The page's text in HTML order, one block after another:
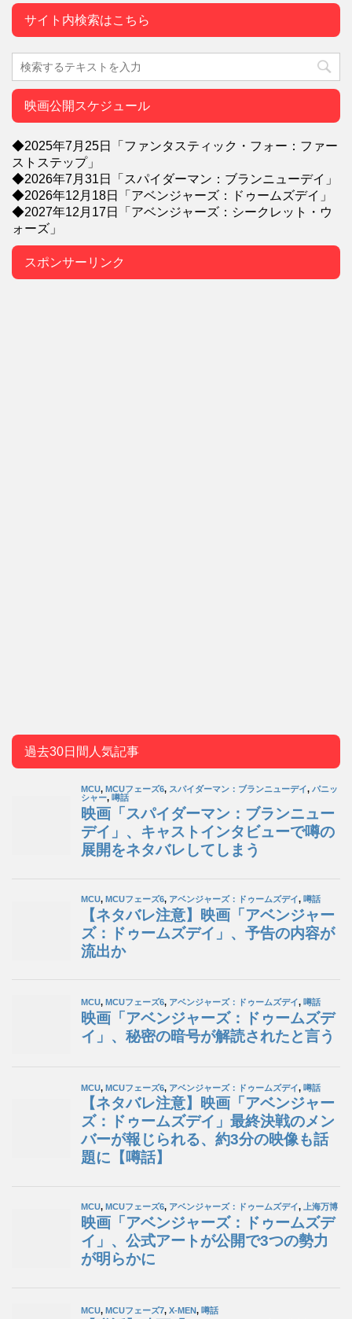
サイト内検索はこちら
映画公開スケジュール
◆2025年7月25日「ファンタスティック・フォー：ファー
ストステップ」
◆2026年7月31日「スパイダーマン：ブランニューデイ」
◆2026年12月18日「アベンジャーズ：ドゥームズデイ」
◆2027年12月17日「アベンジャーズ：シークレット・ウ
ォーズ」
スポンサーリンク
過去30日間人気記事